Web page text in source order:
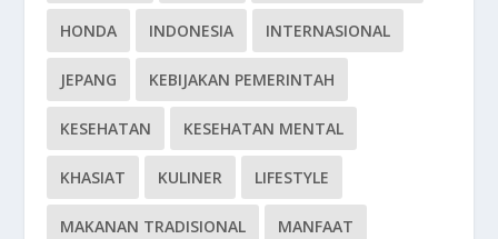
HONDA INDONESIA INTERNASIONAL
JEPANG KEBIJAKAN PEMERINTAH
KESEHATAN KESEHATAN MENTAL
KHASIAT KULINER LIFESTYLE
MAKANAN TRADISIONAL MANFAAT